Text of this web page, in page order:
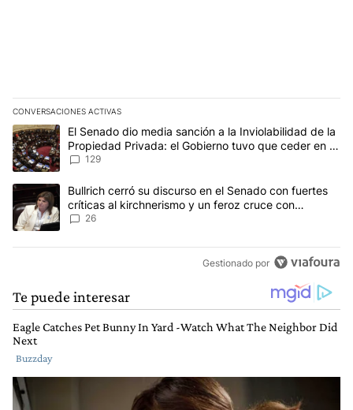
CONVERSACIONES ACTIVAS
Este listado muestra los artículos con más comentarios en los
Un artículo de tendencia con el título "El Senado dio media
El Senado dio media sanción a la Inviolabilidad de la
Propiedad Privada: el Gobierno tuvo que ceder en la
Ley del Manejo del Fuego
129
Un artículo de tendencia con el título "Bullrich cerró su discurso
Bullrich cerró su discurso en el Senado con fuertes
críticas al kirchnerismo y un feroz cruce con
Capitanich al que le gritó “¡cállate!”
26
Gestionado por